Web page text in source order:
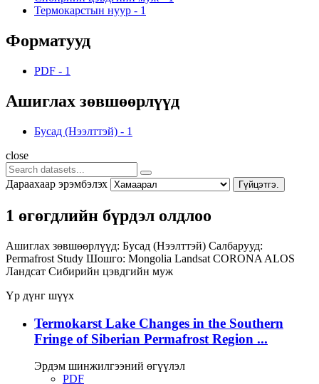
Термокарстын нуур - 1
Форматууд
PDF - 1
Ашиглах зөвшөөрлүүд
Бусад (Нээлттэй) - 1
close
Дараахаар эрэмбэлэх Гүйцэтгэ.
1 өгөгдлийн бүрдэл олдлоо
Ашиглах зөвшөөрлүүд: Бусад (Нээлттэй) Салбарууд:
Permafrost Study Шошго: Mongolia Landsat CORONA ALOS
Ландсат Сибирийн цэвдгийн муж
Үр дүнг шүүх
Termokarst Lake Changes in the Southern
Fringe of Siberian Permafrost Region ...
Эрдэм шинжилгээний өгүүлэл
PDF